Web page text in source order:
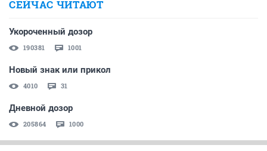
СЕЙЧАС ЧИТАЮТ
Укороченный дозор
190381 1001
Новый знак или прикол
4010 31
Дневной дозор
205864 1000